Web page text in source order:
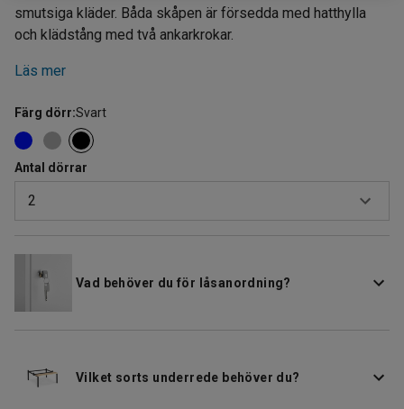
smutsiga kläder. Båda skåpen är försedda med hatthylla
och klädstång med två ankarkrokar.
Läs mer
Färg dörr:Svart
Antal dörrar
2
Vad behöver du för låsanordning?
Vilket sorts underrede behöver du?